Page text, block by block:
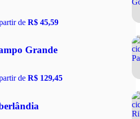
de R$ 45,59
Grande
de R$ 129,45